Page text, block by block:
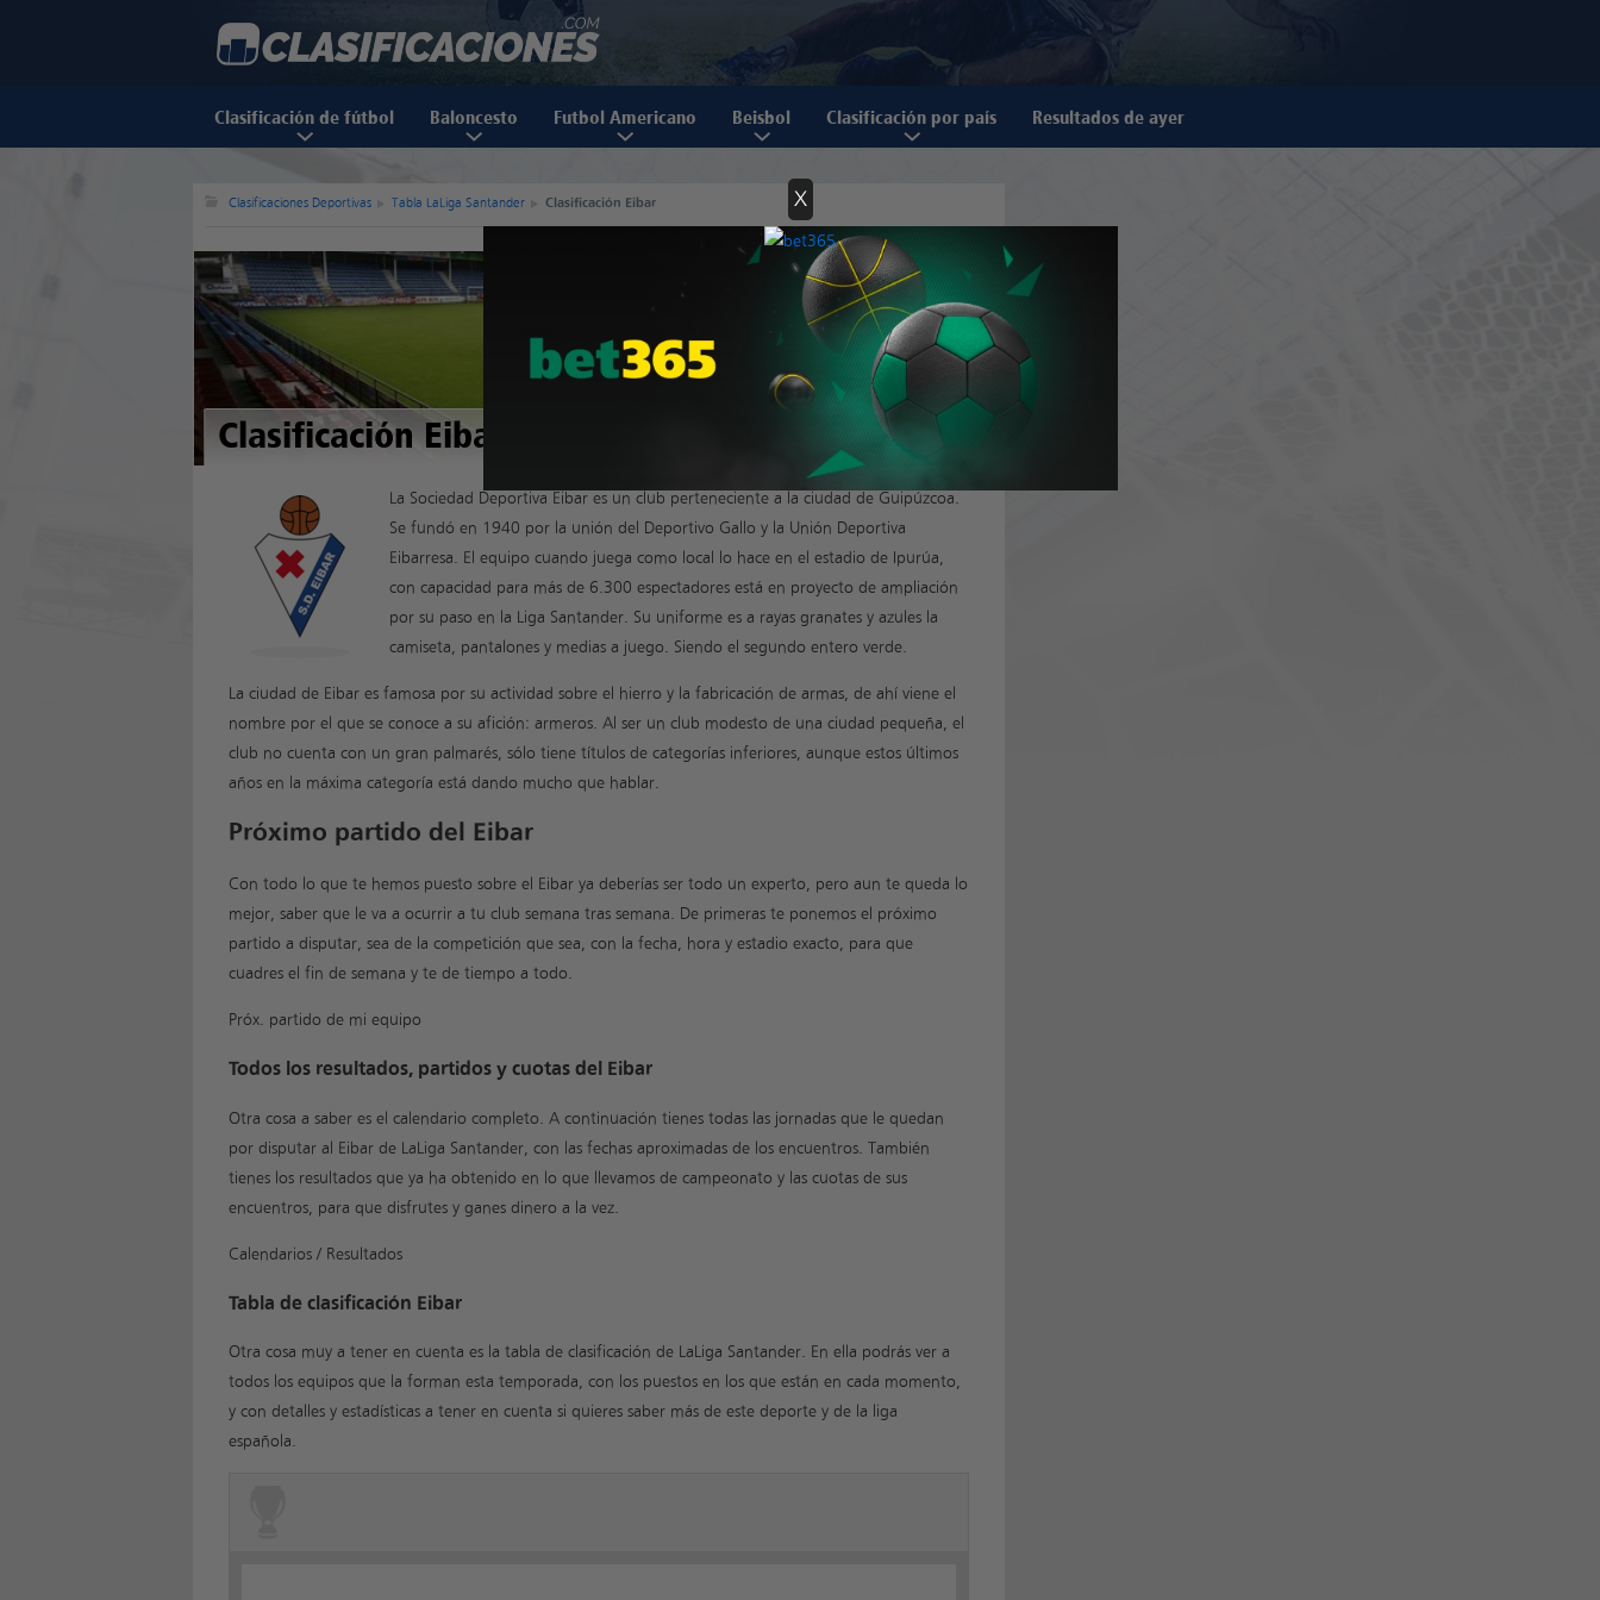
Clasificación de fútbol Baloncesto Futbol Americano Beisbol Clasificación por país Resultados de ayer
Clasificaciones Deportivas Tabla LaLiga Santander Clasificación Eibar
Clasificación Eibar
La Sociedad Deportiva Eibar es un club perteneciente a la ciudad de Guipúzcoa.
Se fundó en 1940 por la unión del Deportivo Gallo y la Unión Deportiva
Eibarresa. El equipo cuando juega como local lo hace en el estadio de Ipurúa,
con capacidad para más de 6.300 espectadores está en proyecto de ampliación
por su paso en la Liga Santander. Su uniforme es a rayas granates y azules la
camiseta, pantalones y medias a juego. Siendo el segundo entero verde.
La ciudad de Eibar es famosa por su actividad sobre el hierro y la fabricación de armas, de ahí viene el
nombre por el que se conoce a su afición: armeros. Al ser un club modesto de una ciudad pequeña, el
club no cuenta con un gran palmarés, sólo tiene títulos de categorías inferiores, aunque estos últimos
años en la máxima categoría está dando mucho que hablar.
Próximo partido del Eibar
Con todo lo que te hemos puesto sobre el Eibar ya deberías ser todo un experto, pero aun te queda lo
mejor, saber que le va a ocurrir a tu club semana tras semana. De primeras te ponemos el próximo
partido a disputar, sea de la competición que sea, con la fecha, hora y estadio exacto, para que
cuadres el fin de semana y te de tiempo a todo.
Próx. partido de mi equipo
Todos los resultados, partidos y cuotas del Eibar
Otra cosa a saber es el calendario completo. A continuación tienes todas las jornadas que le quedan
por disputar al Eibar de LaLiga Santander, con las fechas aproximadas de los encuentros. También
tienes los resultados que ya ha obtenido en lo que llevamos de campeonato y las cuotas de sus
encuentros, para que disfrutes y ganes dinero a la vez.
Calendarios / Resultados
Tabla de clasificación Eibar
Otra cosa muy a tener en cuenta es la tabla de clasificación de LaLiga Santander. En ella podrás ver a
todos los equipos que la forman esta temporada, con los puestos en los que están en cada momento,
y con detalles y estadísticas a tener en cuenta si quieres saber más de este deporte y de la liga
española.
X